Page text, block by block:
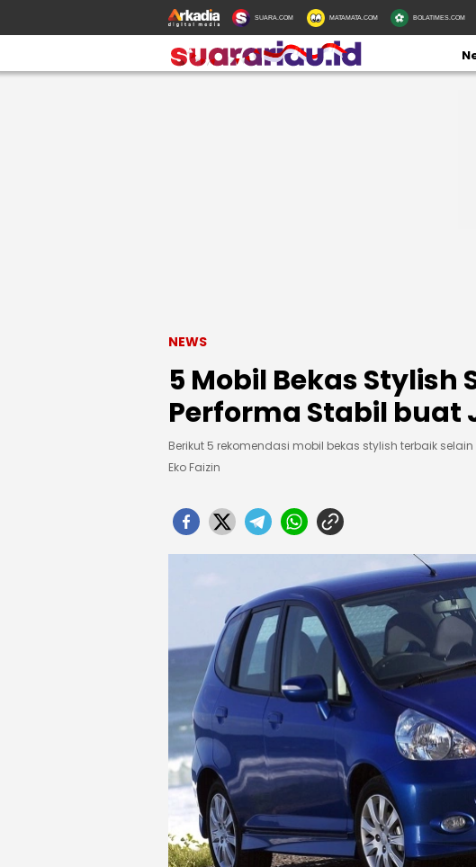
SUARA.COM MATAMATA.COM BOLATIMES.COM
NEWS
5 Mobil Bekas Stylish
Performa Stabil buat
Berikut 5 rekomendasi mobil bekas stylish terbaik
Eko Faizin